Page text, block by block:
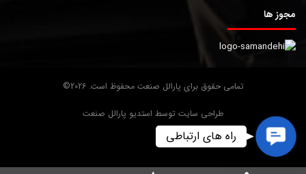
مجوز ها
تمامی حقوق برای پارالل صنعت محفوظ است. 2026©
طراحی سایت توسط استدیو پارالل صنعت
Contact
Us
راه های ارتباطی